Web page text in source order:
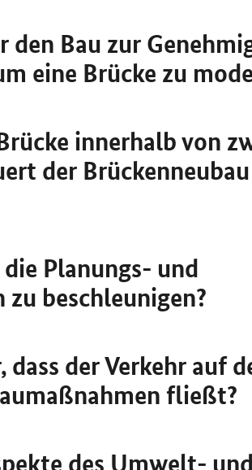
den Bau zur
eine Brücke zu
innerhalb von
der
Planungs- und
beschleunigen?
der Verkehr auf
fließt?
des Umwelt- und